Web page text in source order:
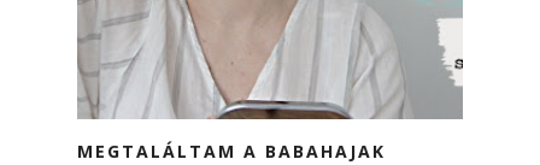
MEGTALÁLTAM A BABAHAJAK